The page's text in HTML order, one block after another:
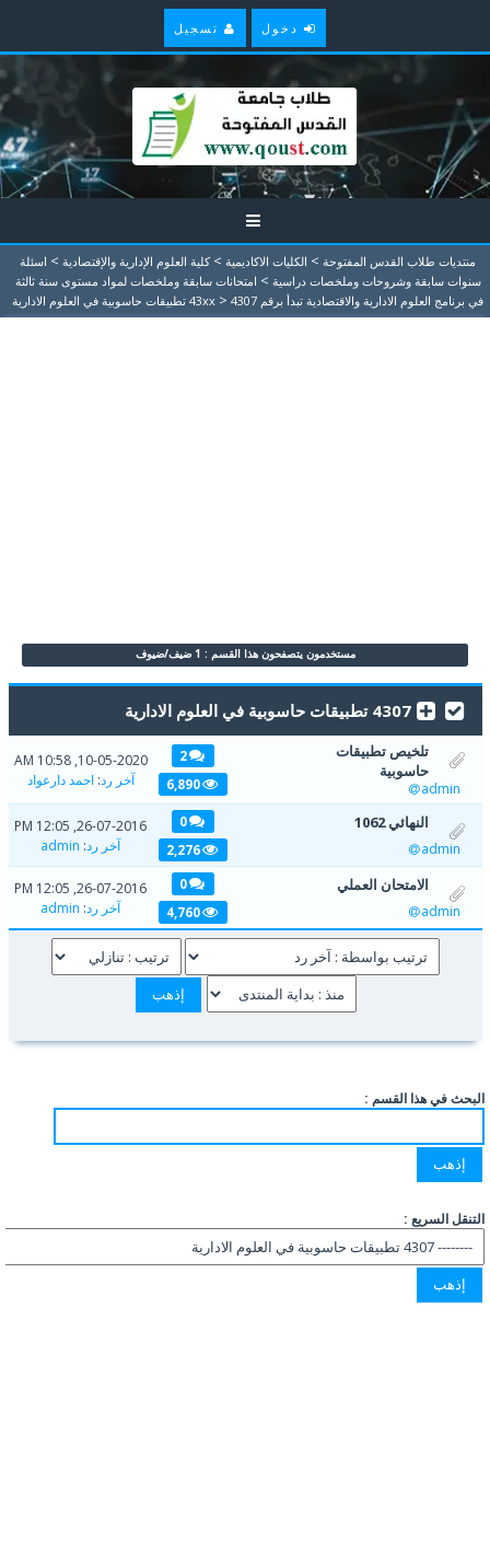
دخول تسجيل
منتديات طلاب القدس المفتوحة > الكليات الاكاديمية > كلية العلوم الإدارية والإقتصادية > اسئلة
سنوات سابقة وشروحات وملخصات دراسية > امتحانات سابقة وملخصات لمواد مستوى سنة ثالثة
في برنامج العلوم الادارية والاقتصادية تبدأ برقم 43xx
> 4307 تطبيقات حاسوبية في العلوم الادارية
مستخدمون يتصفحون هذا القسم : 1 ضيف/ضيوف
4307 تطبيقات حاسوبية في العلوم الادارية
تلخيص تطبيقات
حاسوبية
admin
2
6,890
10-05-2020, 10:58 AM
آخر رد:احمد دارعواد
النهائي 1062
admin
0
2,276
26-07-2016, 12:05 PM
آخر رد:
admin
الامتحان العملي
admin
0
4,760
26-07-2016, 12:05 PM
آخر رد:
admin
البحث في هذا القسم :
التنقل السريع :